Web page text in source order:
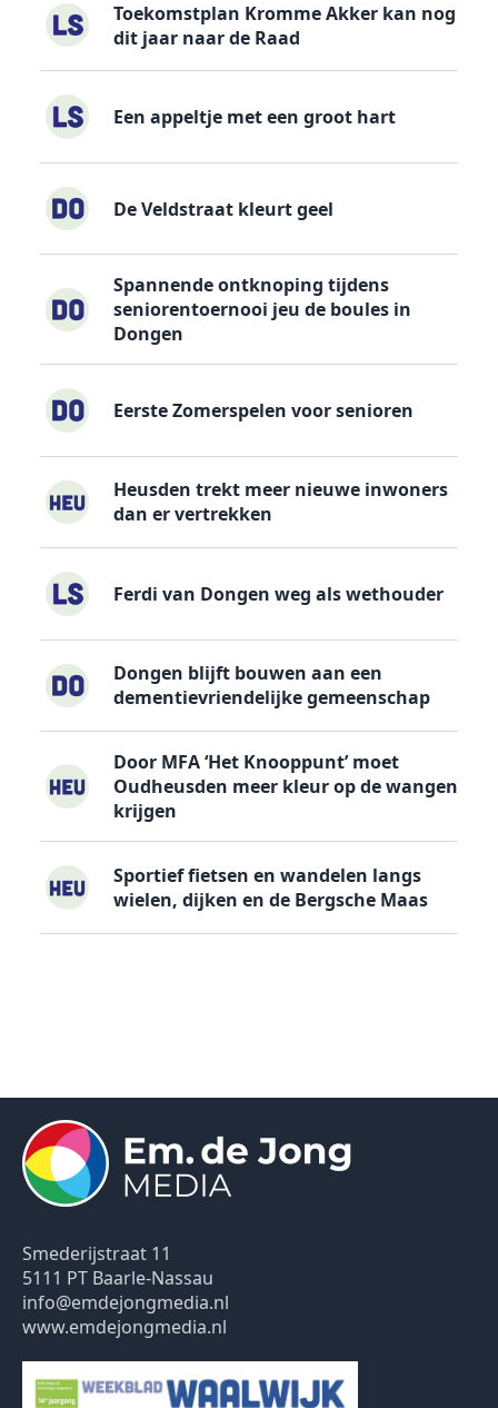
Toekomstplan Kromme Akker kan nog
dit jaar naar de Raad
Een appeltje met een groot hart
De Veldstraat kleurt geel
Spannende ontknoping tijdens
seniorentoernooi jeu de boules in
Dongen
Eerste Zomerspelen voor senioren
Heusden trekt meer nieuwe inwoners
dan er vertrekken
Ferdi van Dongen weg als wethouder
Dongen blijft bouwen aan een
dementievriendelijke gemeenschap
Door MFA ‘Het Knooppunt’ moet
Oudheusden meer kleur op de wangen
krijgen
Sportief fietsen en wandelen langs
wielen, dijken en de Bergsche Maas
Smederijstraat 11
5111 PT Baarle-Nassau
info@emdejongmedia.nl
www.emdejongmedia.nl